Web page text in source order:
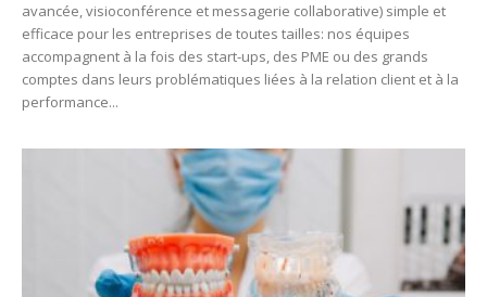
avancée, visioconférence et messagerie collaborative) simple et
efficace pour les entreprises de toutes tailles: nos équipes
accompagnent à la fois des start-ups, des PME ou des grands
comptes dans leurs problématiques liées à la relation client et à la
performance...